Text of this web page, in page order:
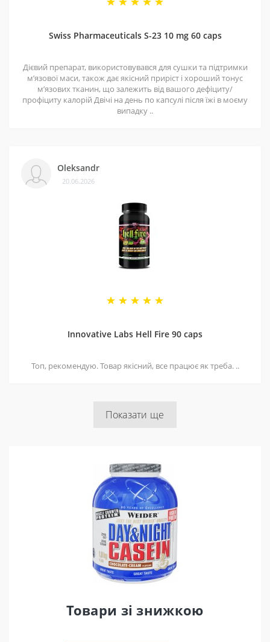
Swiss Pharmaceuticals S-23 10 mg 60 caps
Дієвий препарат, використовувався для сушки та підтримки
мʼязової маси, також дає якісний приріст і хороший тонус
мʼязових тканин, що залежить від вашого дефіциту/
профіциту калорій Двічі на день по капсулі після їжі в моєму
випадку ..
Oleksandr
20.06.2026
Innovative Labs Hell Fire 90 caps
Топ, рекомендую. Товар якісний, все працює як треба. ..
Показати ще
Товари зі знижкою